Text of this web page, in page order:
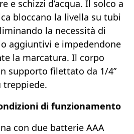
e schizzi d’acqua. Il solco a
bloccano la livella su tubi
la necessità di
aggiuntivi e impedendone
la marcatura. Il corpo
supporto filettato da 1/4”
treppiede.
di funzionamento
con due batterie AAA